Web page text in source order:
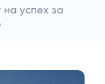
на успех за